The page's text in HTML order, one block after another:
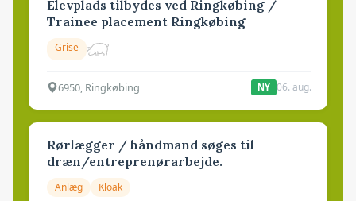
Elevplads tilbydes ved Ringkøbing /
Trainee placement Ringkøbing
Grise
6950, Ringkøbing NY 06. aug.
Rørlægger / håndmand søges til
dræn/entreprenørarbejde.
Anlæg Kloak